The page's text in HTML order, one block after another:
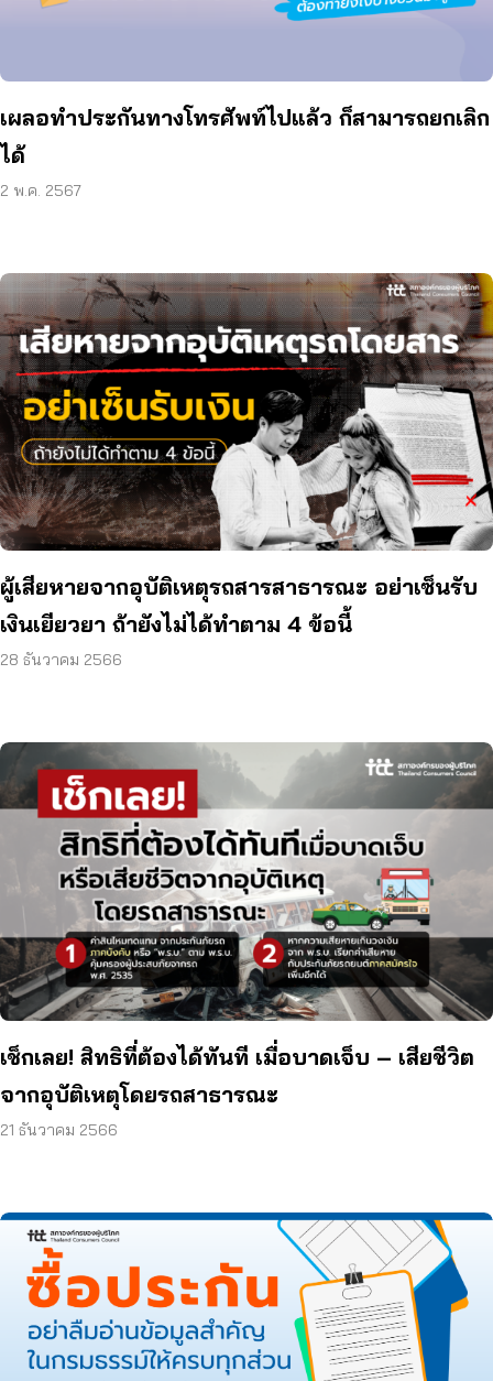
เผลอทำประกันทางโทรศัพท์ไปแล้ว ก็สามารถยกเลิก
ได้
2 พ.ค. 2567
ผู้เสียหายจากอุบัติเหตุรถสารสาธารณะ อย่าเซ็นรับ
เงินเยียวยา ถ้ายังไม่ได้ทำตาม 4 ข้อนี้
28 ธันวาคม 2566
เช็กเลย! สิทธิที่ต้องได้ทันที เมื่อบาดเจ็บ – เสียชีวิต
จากอุบัติเหตุโดยรถสาธารณะ
21 ธันวาคม 2566